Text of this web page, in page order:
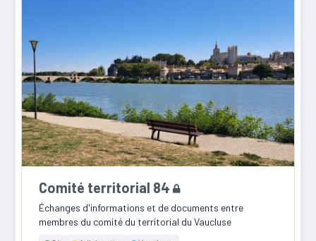
Comité territorial 84
Échanges d'informations et de documents entre
membres du comité du territorial du Vaucluse